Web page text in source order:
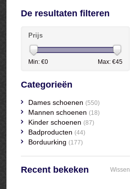
De resultaten filteren
Prijs
Min: €0 Max: €45
Categorieën
Dames schoenen (550)
Mannen schoenen (18)
Kinder schoenen (87)
Badproducten (44)
Borduurking (177)
Recent bekeken Wissen